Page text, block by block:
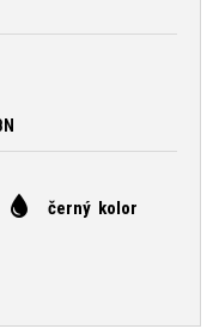
černý kolor